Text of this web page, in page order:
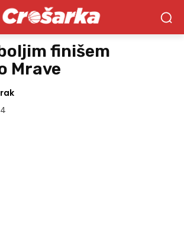
finišem
Mrave